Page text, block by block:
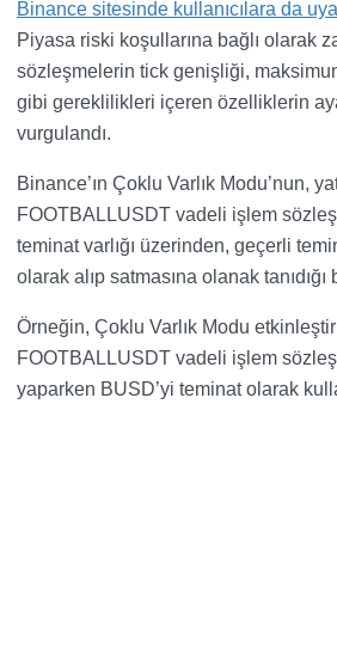
Binance sitesinde kullanıcılara da
Piyasa riski koşullarına bağlı olarak
sözleşmelerin tick genişliği,
gibi gereklilikleri içeren özelliklerin
vurgulandı.
Binance’ın Çoklu Varlık Modu’nun,
FOOTBALLUSDT vadeli işlem
teminat varlığı üzerinden, geçerli
olarak alıp satmasına olanak tanıdığı
Örneğin, Çoklu Varlık Modu
FOOTBALLUSDT vadeli işlem
yaparken BUSD’yi teminat olarak